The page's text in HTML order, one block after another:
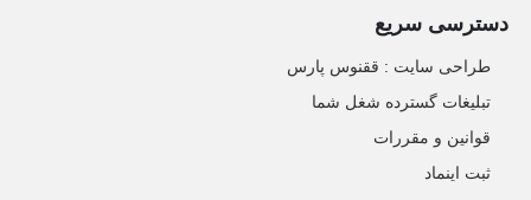
دسترسی سریع
طراحی سایت :‌ ققنوس پارس
تبلیغات گسترده شغل شما
قوانین و مقررات
ثبت اینماد